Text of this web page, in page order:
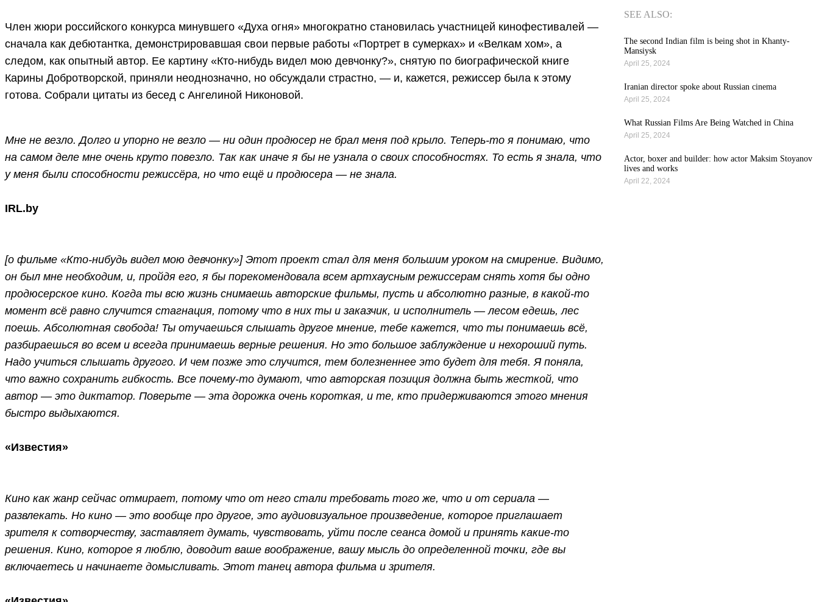
Член жюри российского конкурса минувшего «Духа огня» многократно становилась участницей кинофестивалей —
сначала как дебютантка, демонстрировавшая свои первые работы «Портрет в сумерках» и «Велкам хом», а
следом, как опытный автор. Ее картину «Кто-нибудь видел мою девчонку?», снятую по биографической книге
Карины Добротворской, приняли неоднозначно, но обсуждали страстно, — и, кажется, режиссер была к этому
готова. Собрали цитаты из бесед с Ангелиной Никоновой.
Мне не везло. Долго и упорно не везло — ни один продюсер не брал меня под крыло. Теперь-то я понимаю, что
на самом деле мне очень круто повезло. Так как иначе я бы не узнала о своих способностях. То есть я знала, что
у меня были способности режиссёра, но что ещё и продюсера — не знала.
IRL.by
[о фильме «Кто-нибудь видел мою девчонку»] Этот проект стал для меня большим уроком на смирение. Видимо,
он был мне необходим, и, пройдя его, я бы порекомендовала всем артхаусным режиссерам снять хотя бы одно
продюсерское кино. Когда ты всю жизнь снимаешь авторские фильмы, пусть и абсолютно разные, в какой-то
момент всё равно случится стагнация, потому что в них ты и заказчик, и исполнитель — лесом едешь, лес
поешь. Абсолютная свобода! Ты отучаешься слышать другое мнение, тебе кажется, что ты понимаешь всё,
разбираешься во всем и всегда принимаешь верные решения. Но это большое заблуждение и нехороший путь.
Надо учиться слышать другого. И чем позже это случится, тем болезненнее это будет для тебя. Я поняла,
что важно сохранить гибкость. Все почему-то думают, что авторская позиция должна быть жесткой, что
автор — это диктатор. Поверьте — эта дорожка очень короткая, и те, кто придерживаются этого мнения
быстро выдыхаются.
«Известия»
Кино как жанр сейчас отмирает, потому что от него стали требовать того же, что и от сериала —
развлекать. Но кино — это вообще про другое, это аудиовизуальное произведение, которое приглашает
зрителя к сотворчеству, заставляет думать, чувствовать, уйти после сеанса домой и принять какие-то
решения. Кино, которое я люблю, доводит ваше воображение, вашу мысль до определенной точки, где вы
включаетесь и начинаете домысливать. Этот танец автора фильма и зрителя.
SEE ALSO:
The second Indian film is being shot in Khanty-
Mansiysk
April 25, 2024
Iranian director spoke about Russian cinema
April 25, 2024
What Russian Films Are Being Watched in China
April 25, 2024
Actor, boxer and builder: how actor Maksim Stoyanov
lives and works
April 22, 2024